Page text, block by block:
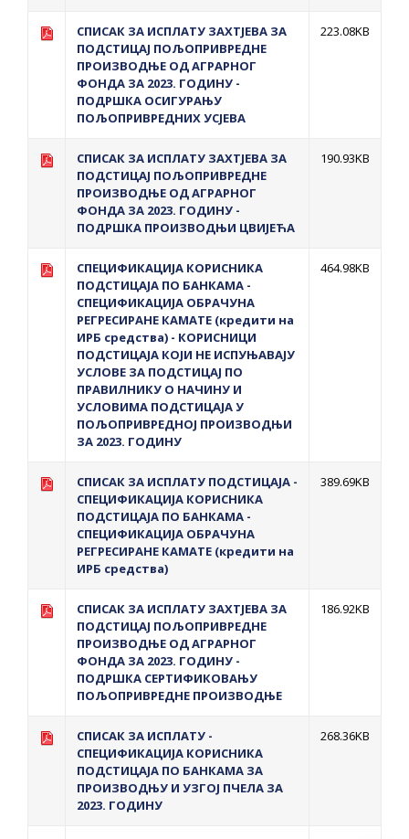
СПИСАК ЗА ИСПЛАТУ ЗАХТЈЕВА ЗА
ПОДСТИЦАЈ ПОЉОПРИВРЕДНЕ
ПРОИЗВОДЊЕ ОД АГРАРНОГ
ФОНДА ЗА 2023. ГОДИНУ -
ПОДРШКА ОСИГУРАЊУ
ПОЉОПРИВРЕДНИХ УСЈЕВА
223.08KB
СПИСАК ЗА ИСПЛАТУ ЗАХТЈЕВА ЗА
ПОДСТИЦАЈ ПОЉОПРИВРЕДНЕ
ПРОИЗВОДЊЕ ОД АГРАРНОГ
ФОНДА ЗА 2023. ГОДИНУ -
ПОДРШКА ПРОИЗВОДЊИ ЦВИЈЕЋА
190.93KB
СПЕЦИФИКАЦИЈА КОРИСНИКА
ПОДСТИЦАЈА ПО БАНКАМА -
СПЕЦИФИКАЦИЈА ОБРАЧУНА
РЕГРЕСИРАНЕ КАМАТЕ (кредити на
ИРБ средства) - КОРИСНИЦИ
ПОДСТИЦАЈА КОЈИ НЕ ИСПУЊАВАЈУ
УСЛОВЕ ЗА ПОДСТИЦАЈ ПО
ПРАВИЛНИКУ О НАЧИНУ И
УСЛОВИМА ПОДСТИЦАЈА У
ПОЉОПРИВРЕДНОЈ ПРОИЗВОДЊИ
ЗА 2023. ГОДИНУ
464.98KB
СПИСАК ЗА ИСПЛАТУ ПОДСТИЦАЈА -
СПЕЦИФИКАЦИЈА КОРИСНИКА
ПОДСТИЦАЈА ПО БАНКАМА -
СПЕЦИФИКАЦИЈА ОБРАЧУНА
РЕГРЕСИРАНЕ КАМАТЕ (кредити на
ИРБ средства)
389.69KB
СПИСАК ЗА ИСПЛАТУ ЗАХТЈЕВА ЗА
ПОДСТИЦАЈ ПОЉОПРИВРЕДНЕ
ПРОИЗВОДЊЕ ОД АГРАРНОГ
ФОНДА ЗА 2023. ГОДИНУ -
ПОДРШКА СЕРТИФИКОВАЊУ
ПОЉОПРИВРЕДНЕ ПРОИЗВОДЊЕ
186.92KB
СПИСАК ЗА ИСПЛАТУ -
СПЕЦИФИКАЦИЈА КОРИСНИКА
ПОДСТИЦАЈА ПО БАНКАМА ЗА
ПРОИЗВОДЊУ И УЗГОЈ ПЧЕЛА ЗА
2023. ГОДИНУ
268.36KB